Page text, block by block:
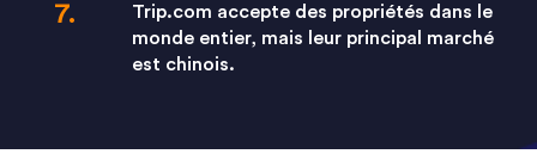
Trip.com accepte des propriétés dans le
monde entier, mais leur principal marché
est chinois.